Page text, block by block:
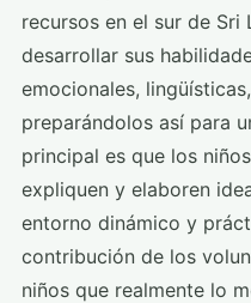
recursos en el sur de Sri
desarrollar sus
emocionales,
preparándolos así para
principal es que los
expliquen y elaboren
entorno dinámico y
contribución de los
niños que realmente lo